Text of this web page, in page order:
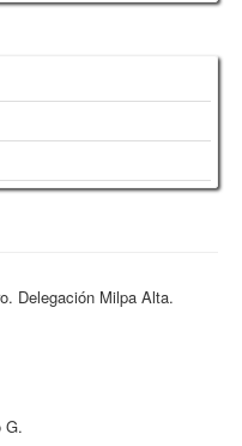
Delegación Milpa Alta.
G.